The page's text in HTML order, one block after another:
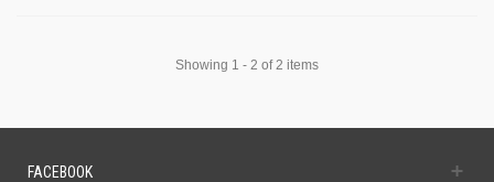
Showing 1 - 2 of 2 items
FACEBOOK